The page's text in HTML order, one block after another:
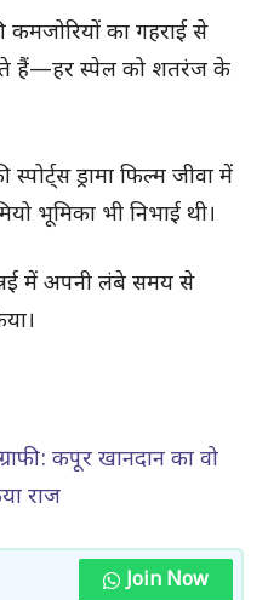
का गहराई से
हैं—हर स्पेल को शतरंज के
ड्रामा फिल्म जीवा में
भूमिका भी निभाई थी।
में अपनी लंबे समय से
कपूर खानदान का वो
राज
Join Now